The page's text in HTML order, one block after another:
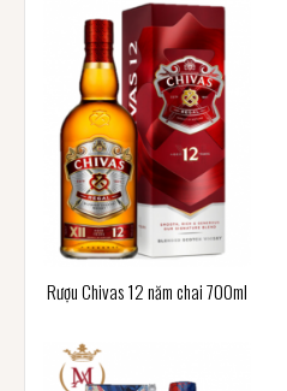
Rượu Chivas 12 năm chai 700ml